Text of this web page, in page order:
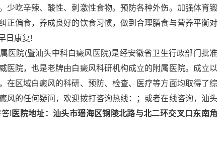
少吃辛辣、酸性、刺激性食物。预防各种外伤。加强体育锻
正偏食，养成良好的饮食习惯，做到合理膳食与营养平衡对
日康复!
医院(暨汕头中科白癜风医院)是经安徽省卫生行政部门批准
医院，也是老牌由白癜风科研机构成立的附属医院。成立以
在区域白癜风的科研、预防、检查、医疗等方面均取得了综
风的任何疑问，欢迎拨打咨询热线：；或者在线咨询，汕头
! 医院地址：汕头市瑶海区铜陵北路与北二环交叉口东南角